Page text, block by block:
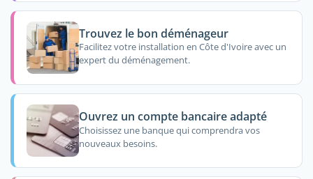
Trouvez le bon déménageur
Facilitez votre installation en Côte d'Ivoire avec un
expert du déménagement.
Ouvrez un compte bancaire adapté
Choisissez une banque qui comprendra vos
nouveaux besoins.